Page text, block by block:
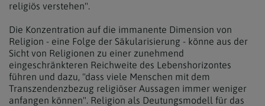
religiös verstehen".
Die Konzentration auf die immanente Dimension von
Religion - eine Folge der Säkularisierung - könne aus der
Sicht von Religionen zu einer zunehmend
eingeschränkteren Reichweite des Lebenshorizontes
führen und dazu, "dass viele Menschen mit dem
Transzendenzbezug religiöser Aussagen immer weniger
anfangen können". Religion als Deutungsmodell für das